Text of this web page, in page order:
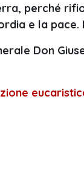
perché
e la pace.
Don